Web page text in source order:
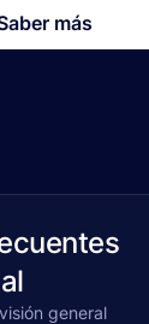
más
general